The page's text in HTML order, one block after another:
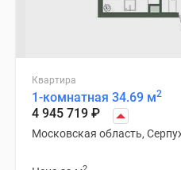
Квартира
1-комнатная 34.69 м2
4 945 719 ₽
Московская область,